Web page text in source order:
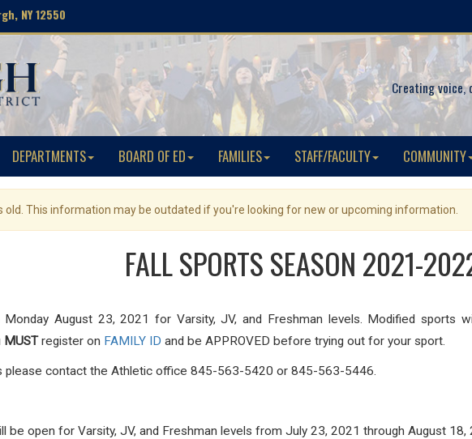
NY 12550
Creating
DEPARTMENTS BOARD OF ED FAMILIES STAFF/FACULTY COMMUNITY
old. This information may be outdated if you're looking for new or upcoming information.
FALL SPORTS SEASON 2021-
August 23, 2021 for Varsity, JV, and Freshman levels. Modified sports
MUSTregister on FAMILY ID and be APPROVED before trying out for your sport.
please contact the Athletic office 845-563-5420 or 845-563-5446.
be open for Varsity, JV, and Freshman levels from July 23, 2021 through August 18,